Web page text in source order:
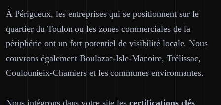
À Périgueux, les entreprises qui se positionnent sur le
quartier du Toulon ou les zones commerciales de la
périphérie ont un fort potentiel de visibilité locale. Nous
couvrons également Boulazac-Isle-Manoire, Trélissac,
Coulounieix-Chamiers et les communes environnantes.
Nous intégrons dans votre site les certifications clés